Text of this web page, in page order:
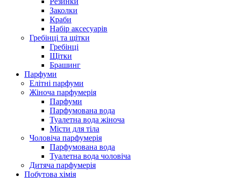
Заколки
Краби
Набір аксесуарів
Гребінці та щітки
Гребінці
Щітки
Брашинг
Парфуми
Елітні парфуми
Жіноча парфумерія
Парфуми
Парфумована вода
Туалетна вода жіноча
Місти для тіла
Чоловіча парфумерія
Парфумована вода
Туалетна вода чоловіча
Дитяча парфумерія
Побутова хімія